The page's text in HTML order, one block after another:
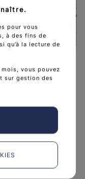
Leaflet
d'expertise
de l’État.
pour vous
à des fins de
qu’à la lecture de
vous pouvez
sur gestion des